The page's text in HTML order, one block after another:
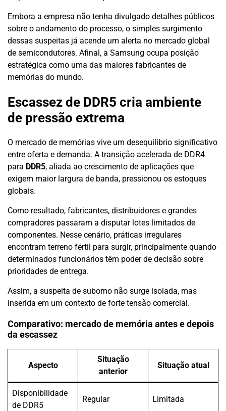
Embora a empresa não tenha divulgado detalhes públicos
sobre o andamento do processo, o simples surgimento
dessas suspeitas já acende um alerta no mercado global
de semicondutores. Afinal, a Samsung ocupa posição
estratégica como uma das maiores fabricantes de
memórias do mundo.
Escassez de DDR5 cria ambiente
de pressão extrema
O mercado de memórias vive um desequilíbrio significativo
entre oferta e demanda. A transição acelerada de DDR4
para DDR5, aliada ao crescimento de aplicações que
exigem maior largura de banda, pressionou os estoques
globais.
Como resultado, fabricantes, distribuidores e grandes
compradores passaram a disputar lotes limitados de
componentes. Nesse cenário, práticas irregulares
encontram terreno fértil para surgir, principalmente quando
determinados funcionários têm poder de decisão sobre
prioridades de entrega.
Assim, a suspeita de suborno não surge isolada, mas
inserida em um contexto de forte tensão comercial.
Comparativo: mercado de memória antes e depois
da escassez
Aspecto
Situação
anterior
Situação atual
Disponibilidade
de DDR5
Regular Limitada